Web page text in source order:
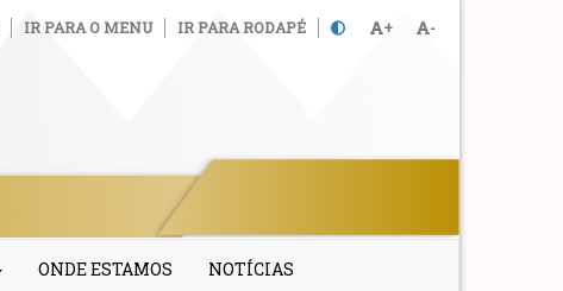
IR PARA O MENU IR PARA RODAPÉ + -
ONDE ESTAMOS NOTÍCIAS